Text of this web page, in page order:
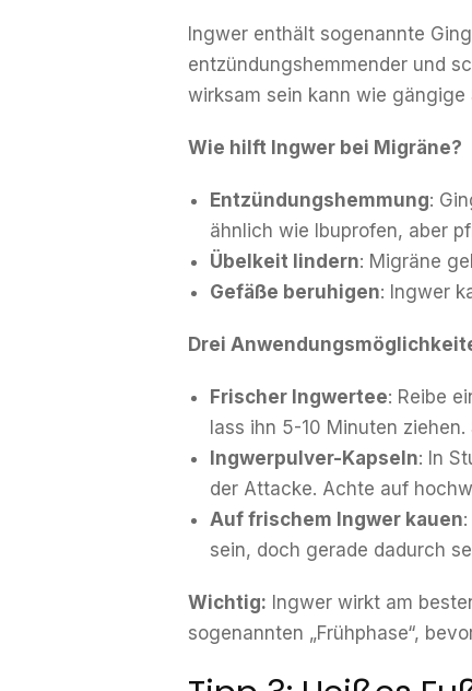
Ingwer enthält sogenannte
entzündungshemmender und
wirksam sein kann wie
Wie hilft Ingwer bei Migräne?
Entzündungshemmung:
ähnlich wie Ibuprofen, aber
Übelkeit lindern: Migräne
Gefäße beruhigen: Ingwer
Drei
Frischer Ingwertee: Reibe
lass ihn 5-10 Minuten
Ingwerpulver-Kapseln: In
der Attacke. Achte auf
Auf frischem Ingwer kauen
sein, doch gerade dadurch
Wichtig: Ingwer wirkt am
sogenannten „Frühphase“,